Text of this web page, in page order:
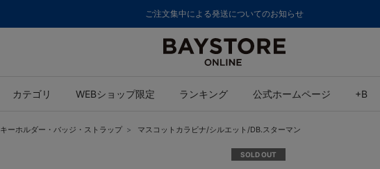
ご注文集中による発送についてのお知らせ
カテゴリ WEBショップ限定 ランキング 公式ホームページ +B
キーホルダー・バッジ・ストラップ マスコットカラビナ/シルエット/DB.スターマン
SOLD OUT